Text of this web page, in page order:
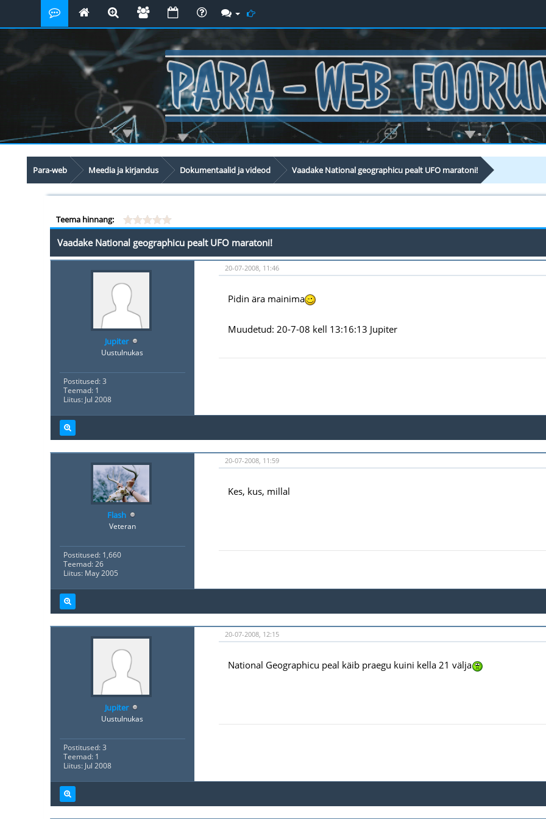
Para-web Meedia ja kirjandus Dokumentaalid ja videod Vaadake National geographicu pealt UFO maratoni!
Teema hinnang:
Vaadake National geographicu pealt UFO maratoni!
Jupiter
Uustulnukas
Postitused: 3
Teemad: 1
Liitus: Jul 2008
20-07-2008, 11:46
Pidin ära mainima
Muudetud: 20-7-08 kell 13:16:13 Jupiter
Flash
Veteran
Postitused: 1,660
Teemad: 26
Liitus: May 2005
20-07-2008, 11:59
Kes, kus, millal
Jupiter
Uustulnukas
Postitused: 3
Teemad: 1
Liitus: Jul 2008
20-07-2008, 12:15
National Geographicu peal käib praegu kuini kella 21 välja